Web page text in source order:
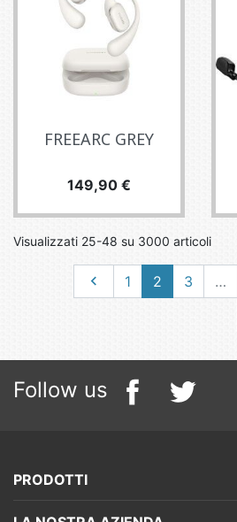
FREEARC GREY
Prezzo
149,90 €
Visualizzati 25-48 su 3000 articoli
Precedente
 1 2 3 …
Follow us
PRODOTTI